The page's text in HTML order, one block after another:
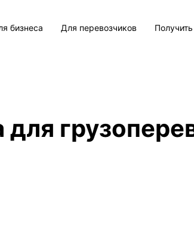
бизнеса Для перевозчиков